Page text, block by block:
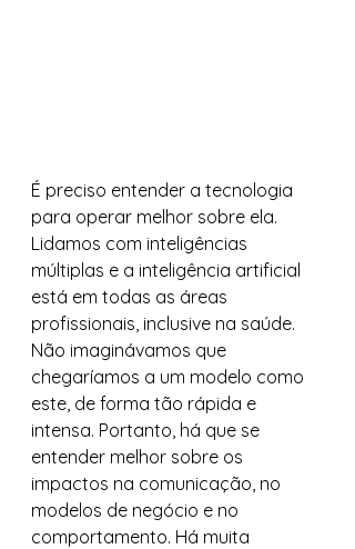
É preciso entender a tecnologia
para operar melhor sobre ela.
Lidamos com inteligências
múltiplas e a inteligência artificial
está em todas as áreas
profissionais, inclusive na saúde.
Não imaginávamos que
chegaríamos a um modelo como
este, de forma tão rápida e
intensa. Portanto, há que se
entender melhor sobre os
impactos na comunicação, no
modelos de negócio e no
comportamento. Há muita